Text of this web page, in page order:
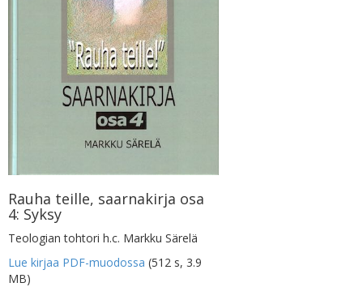
Rauha teille, saarnakirja osa
4: Syksy
Teologian tohtori h.c. Markku Särelä
Lue kirjaa PDF-muodossa (512 s, 3.9
MB)